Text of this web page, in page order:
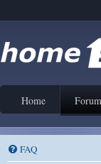
Home Forum
FAQ